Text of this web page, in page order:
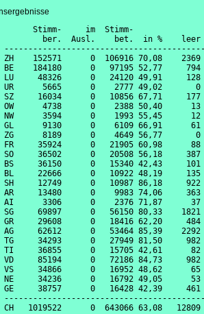
Stimm-     im  Stimm-
ber.  Ausl.    bet.  in %
ZH    152571      0  106916 70,08
BE    184180      0   97195 52,77
LU     48326      0   24120 49,91
UR      5665      0    2777 49,02
SZ     16034      0   10856 67,71
OW      4738      0    2388 50,40
NW      3594      0    1993 55,45
GL      9130      0    6109 66,91
ZG      8189      0    4649 56,77
FR     35924      0   21905 60,98
SO     36502      0   20508 56,18
BS     36150      0   15340 42,43
BL     22666      0   10922 48,19
SH     12749      0   10987 86,18
AR     13480      0    9983 74,06
AI      3306      0    2376 71,87
SG     69897      0   56150 80,33
GR     29608      0   18416 62,20
AG     62612      0   53464 85,39
TG     34293      0   27949 81,50
TI     36855      0   15705 42,61
VD     85194      0   72186 84,73
VS     34866      0   16952 48,62
NE     34236      0   16792 49,05
GE     38757      0   16428 42,39
CH   1019522      0  643066 63,08